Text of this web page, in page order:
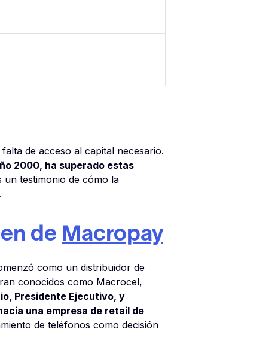
de acceso al capital necesario.
2000, ha superado estas
un testimonio de cómo la
de Macropay
como un distribuidor de
conocidos como Macrocel,
Presidente Ejecutivo, y
una empresa de retail de
de teléfonos como decisión